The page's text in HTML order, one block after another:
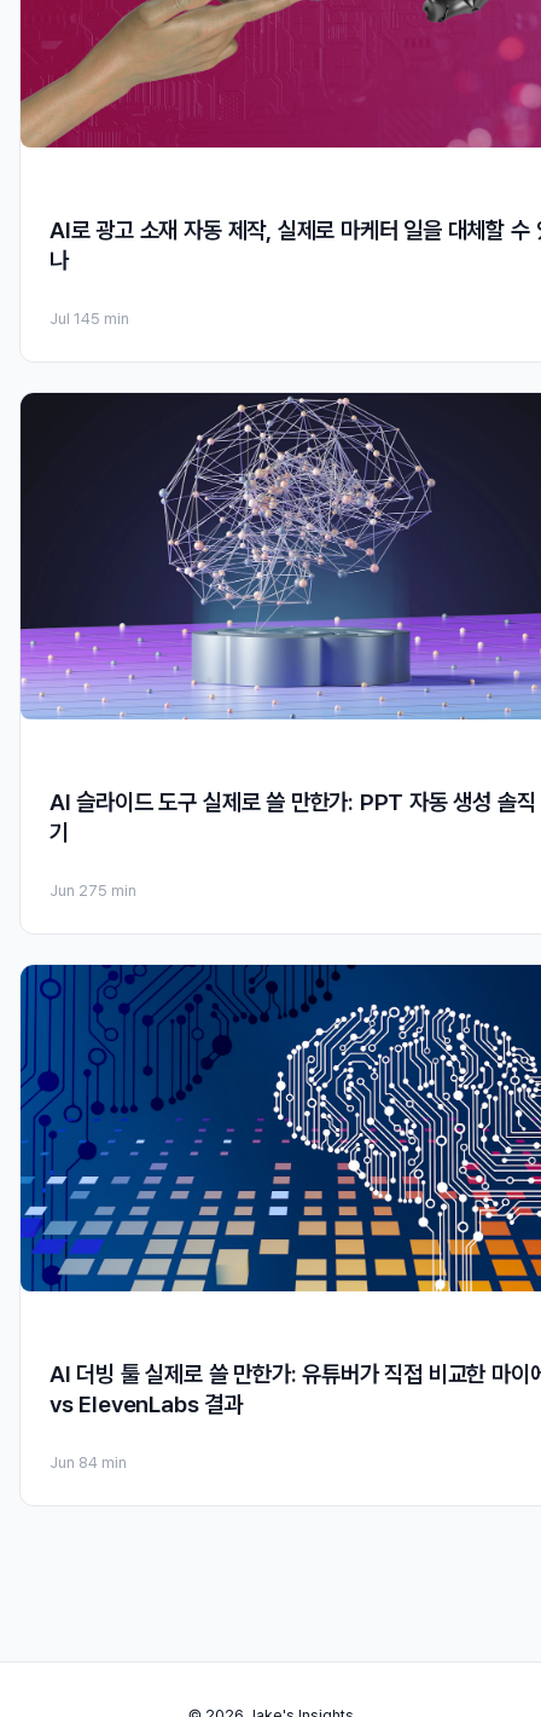
AI로 광고 소재 자동 제작, 실제로 마케터 일을 대체할 수
나
Jul 145 min
AI 슬라이드 도구 실제로 쓸 만한가: PPT 자동 생성 솔직
기
Jun 275 min
AI 더빙 툴 실제로 쓸 만한가: 유튜버가 직접 비교한 마이
vs ElevenLabs 결과
Jun 84 min